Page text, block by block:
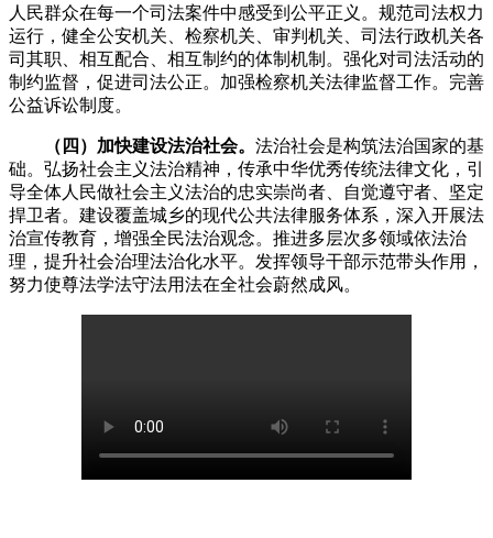
人民群众在每一个司法案件中感受到公平正义。规范司法权力
运行，健全公安机关、检察机关、审判机关、司法行政机关各
司其职、相互配合、相互制约的体制机制。强化对司法活动的
制约监督，促进司法公正。加强检察机关法律监督工作。完善
公益诉讼制度。
（四）加快建设法治社会。 法治社会是构筑法治国家的基
础。弘扬社会主义法治精神，传承中华优秀传统法律文化，引
导全体人民做社会主义法治的忠实崇尚者、自觉遵守者、坚定
捍卫者。建设覆盖城乡的现代公共法律服务体系，深入开展法
治宣传教育，增强全民法治观念。推进多层次多领域依法治
理，提升社会治理法治化水平。发挥领导干部示范带头作用，
努力使尊法学法守法用法在全社会蔚然成风。